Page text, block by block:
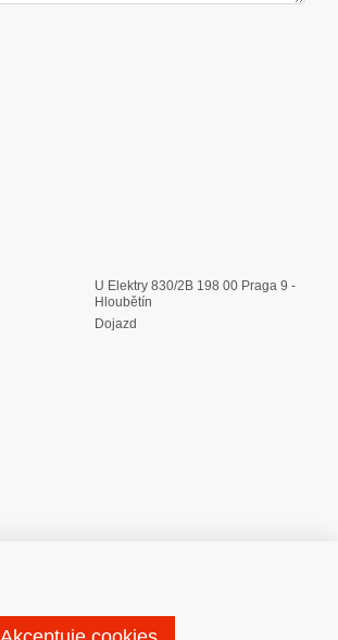
U Elektry 830/2B 198 00 Praga 9 -
Hloubětín
Dojazd